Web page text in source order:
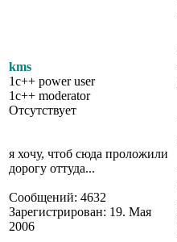
kms
1c++ power user
1c++ moderator
Отсутствует
я хочу, чтоб сюда проложили
дорогу оттуда...
Сообщений: 4632
Зарегистрирован: 19. Мая
2006